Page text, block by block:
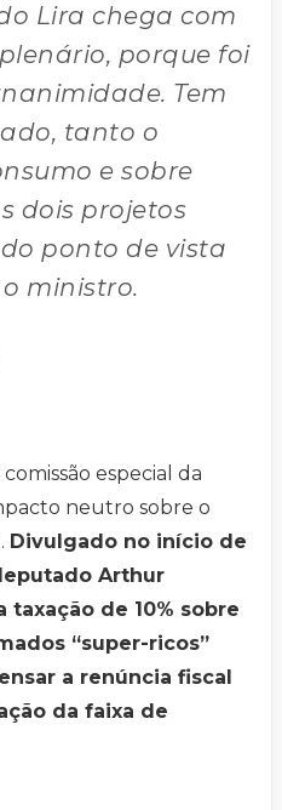
Lira chega com
porque foi
Tem
tanto o
e sobre
dois projetos
ponto de vista
ministro.
especial da
neutro sobre o
Divulgado no início de
Arthur
taxação de 10% sobre
“super-ricos”
a renúncia fiscal
da faixa de